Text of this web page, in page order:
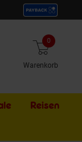
Warenkorb
0 Artikel
Externer
Reisen